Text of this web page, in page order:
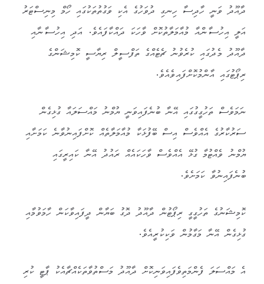
ދާއޫދު ވަނީ ހާދިސާ ހިނގި ދުވަހުގެ އެކި ވަގުތުތަކުގައި ހޯމް މިނިސްޓަރު
އަލީ އިހުސާންއާ މުއާމަލާތުކޮށް ވާހަކަ ދައްކާފައެވެ. އަދި އިހުސާނާއި
ދާއޫދު މެދުގައި ކުރެވުނު ޗެޓެއްގެ ތަފްސީލް ރިޔާސީ ކޮމިޝަންގެ
ރިޕޯޓުގައި އާންމުކޮށްފައިވެއެވެ.
ނަމަވެސް ތަހުގީގުގައި އޭނާ ބުނެފައިވަނީ ޔުމްނު މައްސަލައާ ގުޅިގެން
ސަރުކާރުގެ އެއްވެސް އިސް ބޭފުޅަކާ މުއާމަލާތެއް ކޮށްފައިނުވާނެ ކަމަށާއި
ޔުމްނު ވެއްޓުމާ ގުޅޭ އެއްވެސް ވާހަކައެއް ރައުދު އޭނާ ކައިރީގައި
ބުނެފައިނުވާ ކަމަށެވެ.
ކޮމިޝަނުގެ ތަހުގީގީ ރިޕޯޓުން ދާއޫދު ދޮގު ބަޔާން ދީފައިވާކަން ހާމަވުމާއި
ގުޅިގެން އޭނާ މަގާމުން ވަކިކުރީއެވެ.
އެ މައްސަލަ ފެންމަތިވެފައިވަނިކޮށް ދާއޫދު މަސްތުވާތަކެއްޗާއެކު ޕާޓީ ކުރި